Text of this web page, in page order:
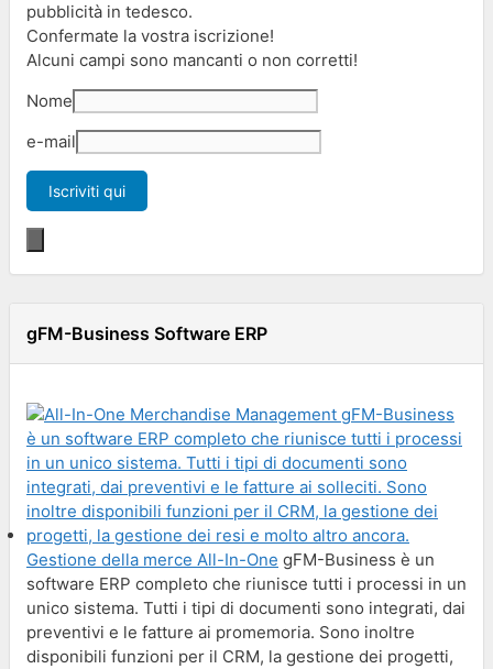
pubblicità in tedesco.
Confermate la vostra iscrizione!
Alcuni campi sono mancanti o non corretti!
Nome
e-mail
gFM-Business Software ERP
Gestione della merce All-In-One gFM-Business è un
software ERP completo che riunisce tutti i processi in un
unico sistema. Tutti i tipi di documenti sono integrati, dai
preventivi e le fatture ai promemoria. Sono inoltre
disponibili funzioni per il CRM, la gestione dei progetti,